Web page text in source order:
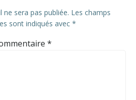
ne sera pas publiée. Les champs
sont indiqués avec *
*